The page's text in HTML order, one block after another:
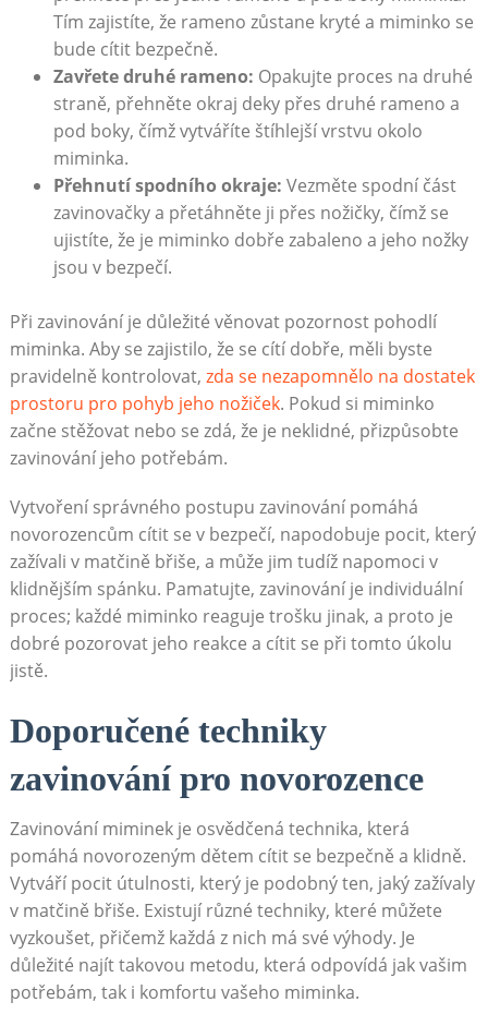
Tím zajistíte, že rameno zůstane kryté a miminko se
bude cítit bezpečně.
Zavřete druhé rameno: Opakujte proces na druhé
straně, přehněte okraj deky přes druhé rameno a
pod boky, čímž vytváříte štíhlejší vrstvu okolo
miminka.
Přehnutí spodního okraje: Vezměte spodní část
zavinovačky a přetáhněte ji přes nožičky, čímž se
ujistíte, že je miminko dobře zabaleno a jeho nožky
jsou v bezpečí.
Při zavinování je důležité věnovat pozornost pohodlí
miminka. Aby se zajistilo, že se cítí dobře, měli byste
pravidelně kontrolovat, zda se nezapomnělo na dostatek
prostoru pro pohyb jeho nožiček. Pokud si miminko
začne stěžovat nebo se zdá, že je neklidné, přizpůsobte
zavinování jeho potřebám.
Vytvoření správného postupu zavinování pomáhá
novorozencům cítit se v bezpečí, napodobuje pocit, který
zažívali v matčině břiše, a může jim tudíž napomoci v
klidnějším spánku. Pamatujte, zavinování je individuální
proces; každé miminko reaguje trošku jinak, a proto je
dobré pozorovat jeho reakce a cítit se při tomto úkolu
jistě.
Doporučené techniky
zavinování pro novorozence
Zavinování miminek je osvědčená technika, která
pomáhá novorozeným dětem cítit se bezpečně a klidně.
Vytváří pocit útulnosti, který je podobný ten, jaký zažívaly
v matčině břiše. Existují různé techniky, které můžete
vyzkoušet, přičemž každá z nich má své výhody. Je
důležité najít takovou metodu, která odpovídá jak vašim
potřebám, tak i komfortu vašeho miminka.